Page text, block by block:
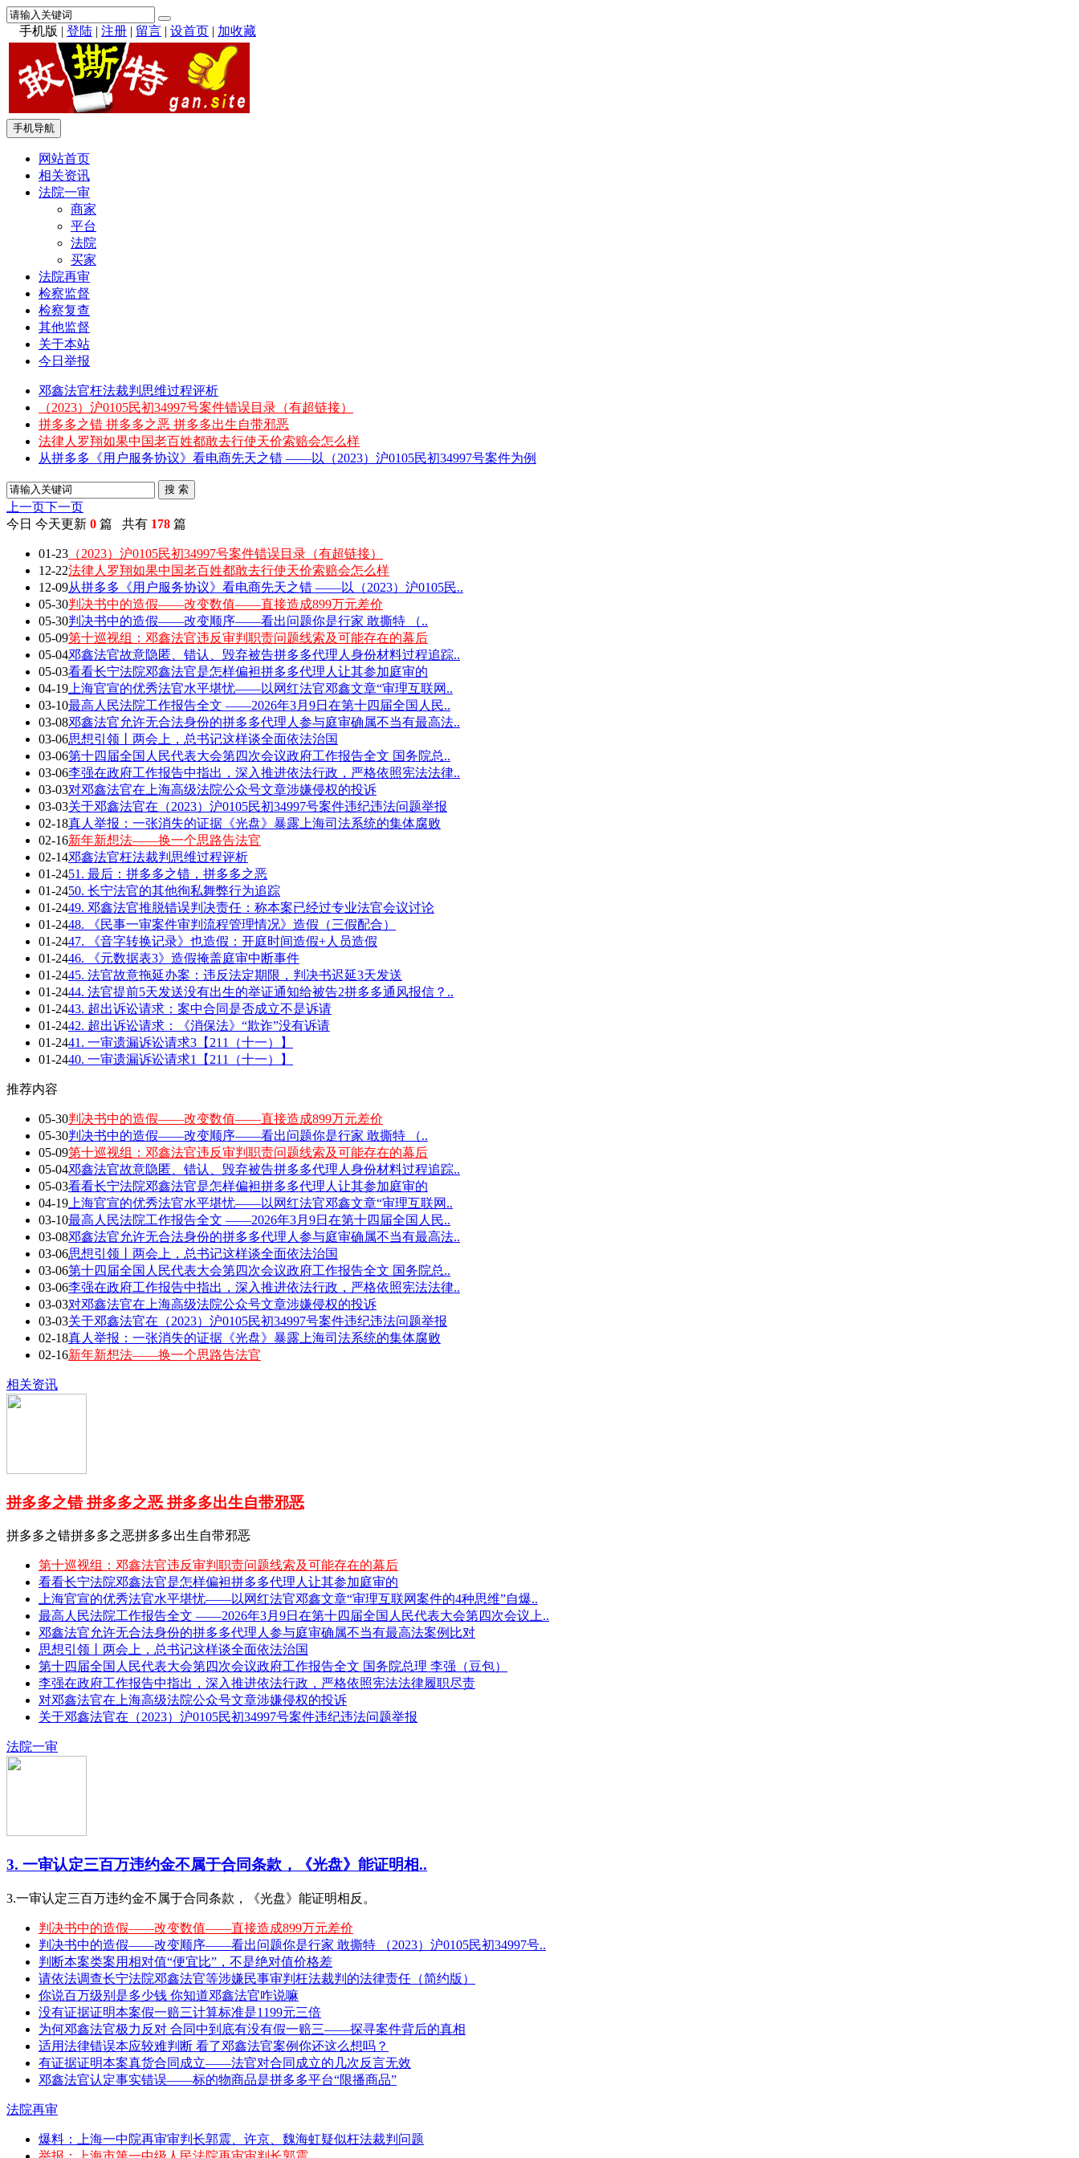
手机版 | 登陆 | 注册 | 留言 | 设首页 | 加收藏
手机导航
网站首页
相关资讯
法院一审
商家
平台
法院
买家
法院再审
检察监督
检察复查
其他监督
关于本站
今日举报
邓鑫法官枉法裁判思维过程评析
（2023）沪0105民初34997号案件错误目录（有超链接）
拼多多之错 拼多多之恶 拼多多出生自带邪恶
法律人罗翔如果中国老百姓都敢去行使天价索赔会怎么样
从拼多多《用户服务协议》看电商先天之错 ——以（2023）沪0105民初34997号案件为例
搜 索
上一页下一页
今日 今天更新 0 篇 共有 178 篇
01-23 （2023）沪0105民初34997号案件错误目录（有超链接）
12-22法律人罗翔如果中国老百姓都敢去行使天价索赔会怎么样
12-09从拼多多《用户服务协议》看电商先天之错 ——以（2023）沪0105民..
05-30判决书中的造假——改变数值——直接造成899万元差价
05-30判决书中的造假——改变顺序——看出问题你是行家 敢撕特 （..
05-09第十巡视组：邓鑫法官违反审判职责问题线索及可能存在的幕后
05-04邓鑫法官故意隐匿、错认、毁弃被告拼多多代理人身份材料过程追踪..
05-03看看长宁法院邓鑫法官是怎样偏袒拼多多代理人让其参加庭审的
04-19 上海官宣的优秀法官水平堪忧——以网红法官邓鑫文章“审理互联网..
03-10最高人民法院工作报告全文 ——2026年3月9日在第十四届全国人民..
03-08邓鑫法官允许无合法身份的拼多多代理人参与庭审确属不当有最高法..
03-06思想引领丨两会上，总书记这样谈全面依法治国
03-06第十四届全国人民代表大会第四次会议政府工作报告全文 国务院总..
03-06李强在政府工作报告中指出，深入推进依法行政，严格依照宪法法律..
03-03对邓鑫法官在上海高级法院公众号文章涉嫌侵权的投诉
03-03关于邓鑫法官在（2023）沪0105民初34997号案件违纪违法问题举报
02-18真人举报：一张消失的证据《光盘》暴露上海司法系统的集体腐败
02-16新年新想法——换一个思路告法官
02-14邓鑫法官枉法裁判思维过程评析
01-2451. 最后：拼多多之错，拼多多之恶
01-2450. 长宁法官的其他徇私舞弊行为追踪
01-2449. 邓鑫法官推脱错误判决责任：称本案已经过专业法官会议讨论
01-2448. 《民事一审案件审判流程管理情况》造假（三假配合）
01-2447. 《音字转换记录》也造假：开庭时间造假+人员造假
01-2446. 《元数据表3》造假掩盖庭审中断事件
01-2445. 法官故意拖延办案：违反法定期限，判决书迟延3天发送
01-2444. 法官提前5天发送没有出生的举证通知给被告2拼多多通风报信？..
01-2443. 超出诉讼请求：案中合同是否成立不是诉请
01-2442. 超出诉讼请求：《消保法》“欺诈”没有诉请
01-2441. 一审遗漏诉讼请求3【211（十一）】
01-2440. 一审遗漏诉讼请求1【211（十一）】
推荐内容
05-30判决书中的造假——改变数值——直接造成899万元差价
05-30判决书中的造假——改变顺序——看出问题你是行家 敢撕特 （..
05-09第十巡视组：邓鑫法官违反审判职责问题线索及可能存在的幕后
05-04邓鑫法官故意隐匿、错认、毁弃被告拼多多代理人身份材料过程追踪..
05-03看看长宁法院邓鑫法官是怎样偏袒拼多多代理人让其参加庭审的
04-19 上海官宣的优秀法官水平堪忧——以网红法官邓鑫文章“审理互联网..
03-10最高人民法院工作报告全文 ——2026年3月9日在第十四届全国人民..
03-08邓鑫法官允许无合法身份的拼多多代理人参与庭审确属不当有最高法..
03-06思想引领丨两会上，总书记这样谈全面依法治国
03-06第十四届全国人民代表大会第四次会议政府工作报告全文 国务院总..
03-06李强在政府工作报告中指出，深入推进依法行政，严格依照宪法法律..
03-03对邓鑫法官在上海高级法院公众号文章涉嫌侵权的投诉
03-03关于邓鑫法官在（2023）沪0105民初34997号案件违纪违法问题举报
02-18真人举报：一张消失的证据《光盘》暴露上海司法系统的集体腐败
02-16新年新想法——换一个思路告法官
相关资讯
拼多多之错 拼多多之恶 拼多多出生自带邪恶
拼多多之错拼多多之恶拼多多出生自带邪恶
第十巡视组：邓鑫法官违反审判职责问题线索及可能存在的幕后
看看长宁法院邓鑫法官是怎样偏袒拼多多代理人让其参加庭审的
上海官宣的优秀法官水平堪忧——以网红法官邓鑫文章“审理互联网案件的4种思维”自爆..
最高人民法院工作报告全文 ——2026年3月9日在第十四届全国人民代表大会第四次会议上..
邓鑫法官允许无合法身份的拼多多代理人参与庭审确属不当有最高法案例比对
思想引领丨两会上，总书记这样谈全面依法治国
第十四届全国人民代表大会第四次会议政府工作报告全文 国务院总理 李强（豆包）
李强在政府工作报告中指出，深入推进依法行政，严格依照宪法法律履职尽责
对邓鑫法官在上海高级法院公众号文章涉嫌侵权的投诉
关于邓鑫法官在（2023）沪0105民初34997号案件违纪违法问题举报
法院一审
3. 一审认定三百万违约金不属于合同条款，《光盘》能证明相..
3.一审认定三百万违约金不属于合同条款，《光盘》能证明相反。
判决书中的造假——改变数值——直接造成899万元差价
判决书中的造假——改变顺序——看出问题你是行家 敢撕特 （2023）沪0105民初34997号..
判断本案类案用相对值“便宜比”，不是绝对值价格差
请依法调查长宁法院邓鑫法官等涉嫌民事审判枉法裁判的法律责任（简约版）
你说百万级别是多少钱 你知道邓鑫法官咋说嘛
没有证据证明本案假一赔三计算标准是1199元三倍
为何邓鑫法官极力反对 合同中到底有没有假一赔三——探寻案件背后的真相
适用法律错误本应较难判断 看了邓鑫法官案例你还这么想吗？
有证据证明本案真货合同成立——法官对合同成立的几次反言无效
邓鑫法官认定事实错误——标的物商品是拼多多平台“限播商品”
法院再审
爆料：上海一中院再审审判长郭震、许京、魏海虹疑似枉法裁判问题